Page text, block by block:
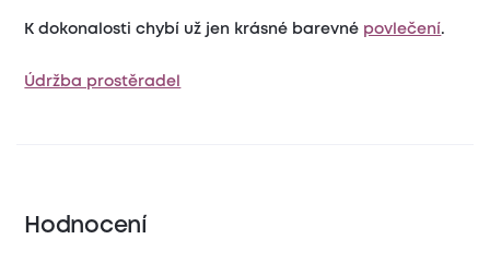
K dokonalosti chybí už jen krásné barevné povlečení.
Údržba prostěradel
Hodnocení